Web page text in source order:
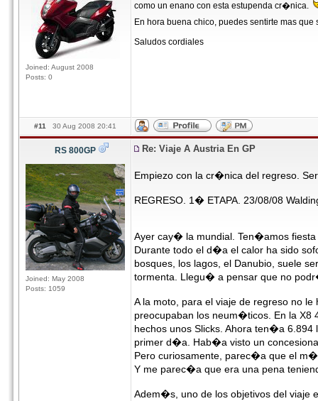
Joined: August 2008
Posts: 0
como un enano con esta estupenda cr�nica.
En hora buena chico, puedes sentirte mas
Saludos cordiales
#11 30 Aug 2008 20:41
RS 800GP
Joined: May 2008
Posts: 1059
Re: Viaje A Austria En GP
Empiezo con la cr�nica del regreso.
REGRESO. 1� ETAPA. 23/08/08
Ayer cay� la mundial. Ten�amos
Durante todo el d�a el calor ha sido
bosques, los lagos, el Danubio, suele
tormenta. Llegu� a pensar que no
A la moto, para el viaje de regreso no
preocupaban los neum�ticos. En la X8
hechos unos Slicks. Ahora ten�a
primer d�a. Hab�a visto un
Pero curiosamente, parec�a que el
Y me parec�a que era una pena
Adem�s, uno de los objetivos del viaje